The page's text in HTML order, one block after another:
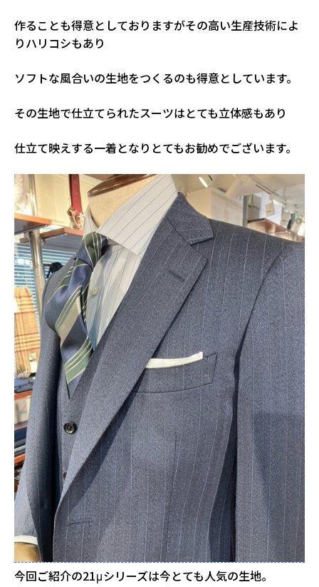
作ることも得意としておりますがその高い生産技術によ
りハリコシもあり
ソフトな風合いの生地をつくるのも得意としています。
その生地で仕立てられたスーツはとても立体感もあり
仕立て映えする一着となりとてもお勧めでございます。
今回ご紹介の21μシリーズは今とても人気の生地。